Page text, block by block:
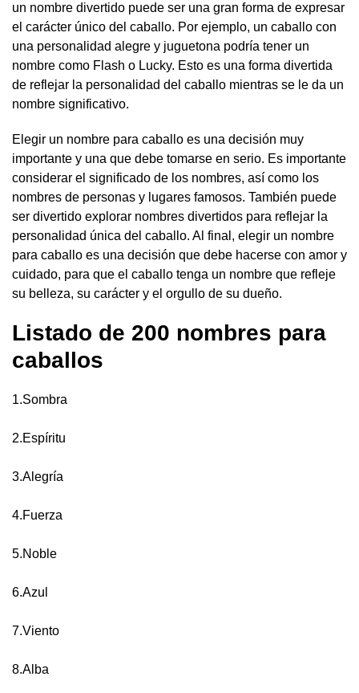
un nombre divertido puede ser una gran forma de expresar
el carácter único del caballo. Por ejemplo, un caballo con
una personalidad alegre y juguetona podría tener un
nombre como Flash o Lucky. Esto es una forma divertida
de reflejar la personalidad del caballo mientras se le da un
nombre significativo.
Elegir un nombre para caballo es una decisión muy
importante y una que debe tomarse en serio. Es importante
considerar el significado de los nombres, así como los
nombres de personas y lugares famosos. También puede
ser divertido explorar nombres divertidos para reflejar la
personalidad única del caballo. Al final, elegir un nombre
para caballo es una decisión que debe hacerse con amor y
cuidado, para que el caballo tenga un nombre que refleje
su belleza, su carácter y el orgullo de su dueño.
Listado de 200 nombres para
caballos
1.Sombra
2.Espíritu
3.Alegría
4.Fuerza
5.Noble
6.Azul
7.Viento
8.Alba